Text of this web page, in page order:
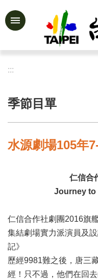
跳到主要內容區塊
進
告
訊
業
務
目
:::
季節目單
水源劇場105年
仁信合
Journey to
仁信合作社劇團2016旗
集結劇場實力派演員及
記》
歷經9981難之後，唐三
經！只不過，他們在回